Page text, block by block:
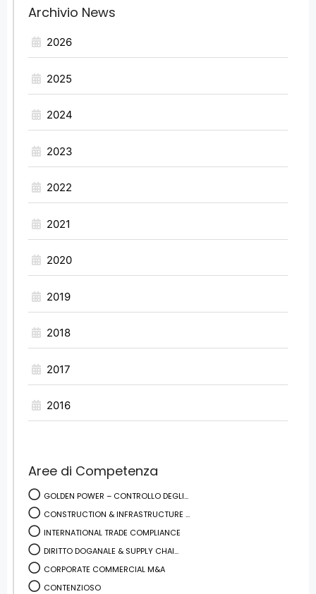
Archivio News
2026
2025
2024
2023
2022
2021
2020
2019
2018
2017
2016
Aree di Competenza
GOLDEN POWER – CONTROLLO DEGLI...
CONSTRUCTION & INFRASTRUCTURE ...
INTERNATIONAL TRADE COMPLIANCE
DIRITTO DOGANALE & SUPPLY CHAI...
CORPORATE COMMERCIAL M&A
CONTENZIOSO